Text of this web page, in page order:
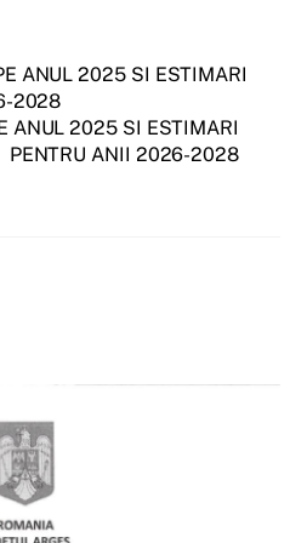
ANUL 2025 SI ESTIMARI
2028
ANUL 2025 SI ESTIMARI
PENTRU ANII 2026-2028